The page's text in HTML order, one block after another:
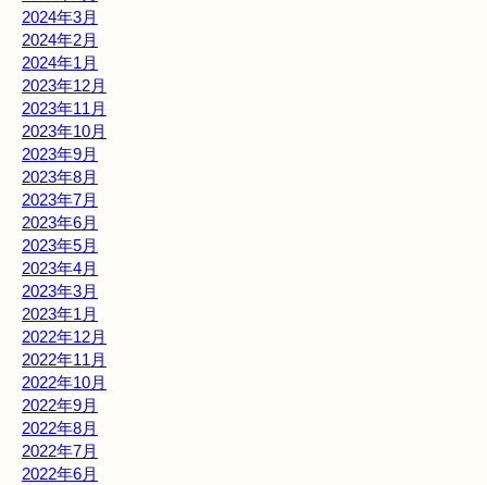
2024年3月
2024年2月
2024年1月
2023年12月
2023年11月
2023年10月
2023年9月
2023年8月
2023年7月
2023年6月
2023年5月
2023年4月
2023年3月
2023年1月
2022年12月
2022年11月
2022年10月
2022年9月
2022年8月
2022年7月
2022年6月